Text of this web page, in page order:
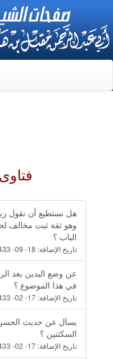
هل نستطيع أن نقول
وهو ثقة ثبت مخالف
الباب ؟
تاريخ الإضافة: 18- 09- 1433
عن وضع اليدين بعد
في هذا الموضوع ؟
تاريخ الإضافة: 17- 02- 1433
يسال عن حديث
السكتتين ؟
تاريخ الإضافة: 17- 02- 1433